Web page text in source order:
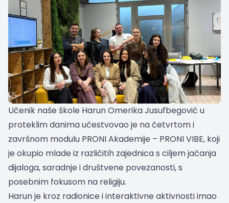
Učenik naše škole Harun Omerika Jusufbegović u
proteklim danima učestvovao je na četvrtom i
završnom modulu PRONI Akademije – PRONI VIBE, koji
je okupio mlade iz različitih zajednica s ciljem jačanja
dijaloga, saradnje i društvene povezanosti, s
posebnim fokusom na religiju.
Harun je kroz radionice i interaktivne aktivnosti imao